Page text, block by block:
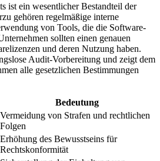
ist ein wesentlicher Bestandteil der
gehören regelmäßige interne
von Tools, die die Software-
sollten einen genauen
und deren Nutzung haben.
Audit-Vorbereitung und zeigt dem
alle gesetzlichen Bestimmungen
Bedeutung
Vermeidung von Strafen und rechtlichen
Folgen
Erhöhung des Bewusstseins für
Rechtskonformität